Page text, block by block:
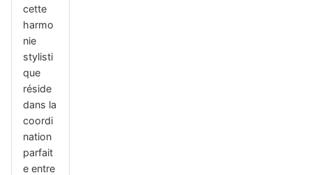
cette
harmo
nie
stylisti
que
réside
dans la
coordi
nation
parfait
e entre